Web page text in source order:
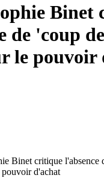
Binet
de 'coup
le pouvoir
Binet critique l'absence
pouvoir d'achat